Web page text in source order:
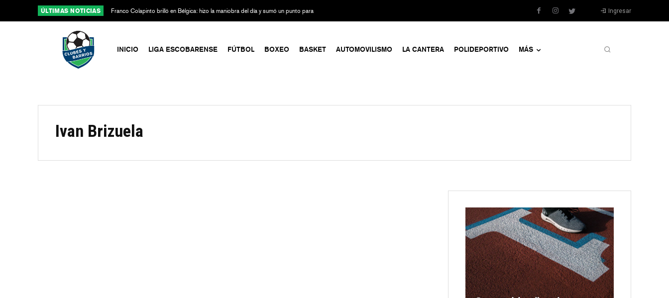
ÚLTIMAS NOTICIAS
Franco Colapinto brilló en Bélgica: hizo la maniobra del día y sumó un punto para
Alpine
Ingresar
INICIO LIGA ESCOBARENSE FÚTBOL BOXEO BASKET AUTOMOVILISMO LA CANTERA POLIDEPORTIVO MÁS
Ivan Brizuela